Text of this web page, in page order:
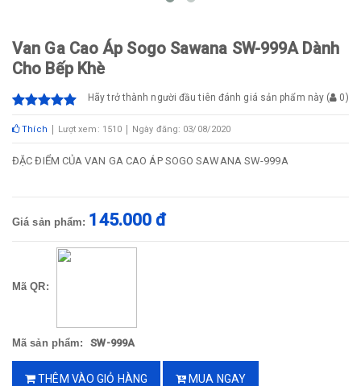
Van Ga Cao Áp Sogo Sawana SW-999A Dành
Cho Bếp Khè
Hãy trở thành người đầu tiên đánh giá sản phẩm này ( 0)
Thích Lượt xem: 1510 Ngày đăng: 03/08/2020
ĐẶC ĐIỂM CỦA VAN GA CAO ÁP SOGO SAWANA SW-999A
Giá sản phẩm: 145.000 đ
Mã QR:
Mã sản phẩm: SW-999A
THÊM VÀO GIỎ HÀNG MUA NGAY